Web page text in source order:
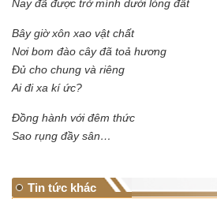
Nay đã được trở mình dưới lòng đất
Bây giờ xôn xao vật chất
Nơi bom đào cây đã toả hương
Đủ cho chung và riêng
Ai đi xa kí ức?
Đồng hành với đêm thức
Sao rụng đầy sân…
Tin tức khác